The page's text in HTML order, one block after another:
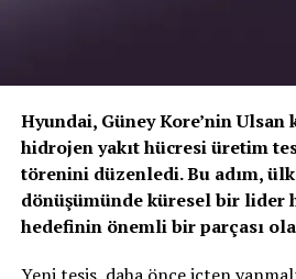
planının sunumunda lansmanı
Concept, Dacia serisinin yeni
genişlemesini müjdeliyor.
Hyundai, Güney Kore’nin Ulsan
hidrojen yakıt hücresi üretim
törenini düzenledi. Bu adım,
dönüşümünde küresel bir lider
hedefinin önemli bir parçası
Yeni tesis, daha önce içten